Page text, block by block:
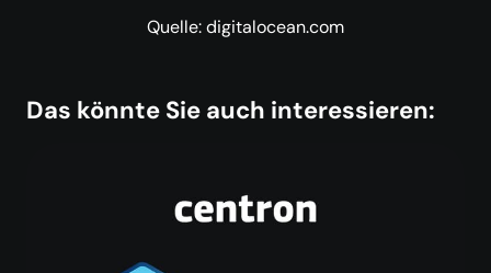
Quelle: digitalocean.com
Das könnte Sie auch interessieren: